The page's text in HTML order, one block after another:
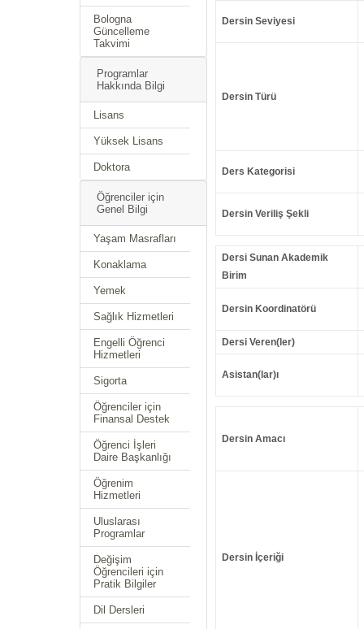
Bologna
Güncelleme
Takvimi
Programlar
Hakkında Bilgi
Lisans
Yüksek Lisans
Doktora
Öğrenciler için
Genel Bilgi
Yaşam Masrafları
Konaklama
Yemek
Sağlık Hizmetleri
Engelli Öğrenci
Hizmetleri
Sigorta
Öğrenciler için
Finansal Destek
Öğrenci İşleri
Daire Başkanlığı
Öğrenim
Hizmetleri
Uluslarası
Programlar
Değişim
Öğrencileri için
Pratik Bilgiler
Dil Dersleri
Dersin Seviyesi
Dersin Türü
Ders Kategorisi
Dersin Veriliş Şekli
Dersi Sunan Akademik
Birim
Dersin Koordinatörü
Dersi Veren(ler)
Asistan(lar)ı
Dersin Amacı
Dersin İçeriği